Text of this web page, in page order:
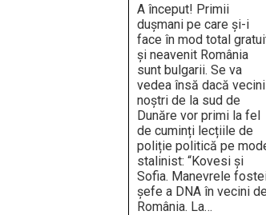
A început! Primii
dușmani pe care și-i
face în mod total
și neavenit România
sunt bulgarii. Se va
vedea însă dacă
noștri de la sud de
Dunăre vor primi la fel
de cuminți lecțiile de
poliție politică pe
stalinist: “Kovesi și
Sofia. Manevrele
șefe a DNA în vecini
România. La…